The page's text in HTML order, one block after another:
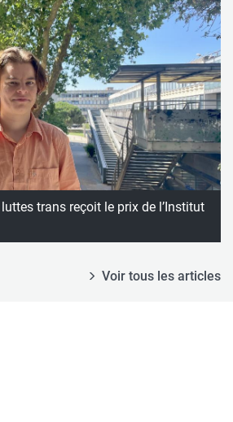
trans reçoit le prix de l’Institut
Voir tous les articles